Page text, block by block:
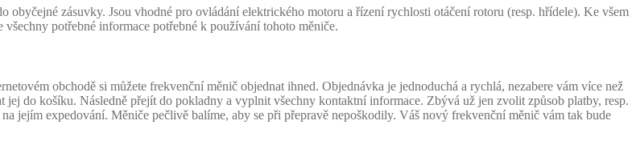
zásuvky. Jsou vhodné pro ovládání elektrického motoru a řízení rychlosti otáčení rotoru (resp. hřídele). Ke všem
potřebné informace potřebné k používání tohoto měniče.
obchodě si můžete frekvenční měnič objednat ihned. Objednávka je jednoduchá a rychlá, nezabere vám více než
do košíku. Následně přejít do pokladny a vyplnit všechny kontaktní informace. Zbývá už jen zvolit způsob platby, resp.
jejím expedování. Měniče pečlivě balíme, aby se při přepravě nepoškodily. Váš nový frekvenční měnič vám tak bude